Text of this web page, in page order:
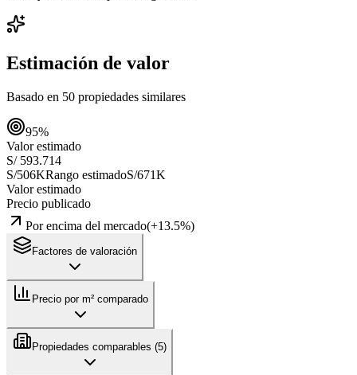
Estimación de valor
Basado en 50 propiedades similares
95%
Valor estimado
S/ 593.714
S/506KRango estimadoS/671K
Valor estimado
Precio publicado
Por encima del mercado(+13.5%)
Factores de valoración
Precio por m² comparado
Propiedades comparables (5)